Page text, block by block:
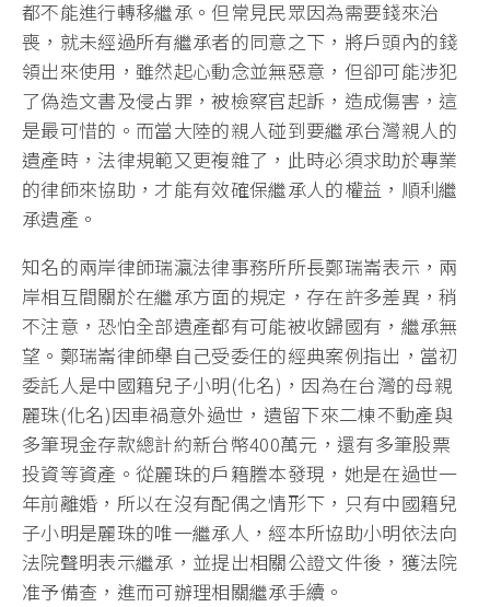
都不能進行轉移繼承。但常見民眾因為需要錢來治
喪，就未經過所有繼承者的同意之下，將戶頭內的錢
領出來使用，雖然起心動念並無惡意，但卻可能涉犯
了偽造文書及侵占罪，被檢察官起訴，造成傷害，這
是最可惜的。而當大陸的親人碰到要繼承台灣親人的
遺產時，法律規範又更複雜了，此時必須求助於專業
的律師來協助，才能有效確保繼承人的權益，順利繼
承遺產。
知名的兩岸律師瑞瀛法律事務所所長鄭瑞崙表示，兩
岸相互間關於在繼承方面的規定，存在許多差異，稍
不注意，恐怕全部遺產都有可能被收歸國有，繼承無
望。鄭瑞崙律師舉自己受委任的經典案例指出，當初
委託人是中國籍兒子小明(化名)，因為在台灣的母親
麗珠(化名)因車禍意外過世，遺留下來二棟不動產與
多筆現金存款總計約新台幣400萬元，還有多筆股票
投資等資產。從麗珠的戶籍謄本發現，她是在過世一
年前離婚，所以在沒有配偶之情形下，只有中國籍兒
子小明是麗珠的唯一繼承人，經本所協助小明依法向
法院聲明表示繼承，並提出相關公證文件後，獲法院
准予備查，進而可辦理相關繼承手續。